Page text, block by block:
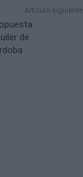
Artículo siguiente
de